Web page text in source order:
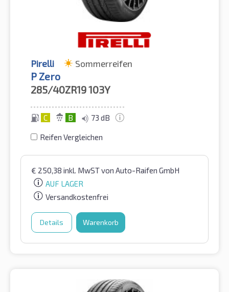
Pirelli Sommerreifen
P Zero
285/40ZR19103Y
C B 73 dB
Reifen Vergleichen
€ 250,38 inkl. MwSTvon Auto-Raifen GmbH
AUF LAGER
Versandkostenfrei
Details Warenkorb